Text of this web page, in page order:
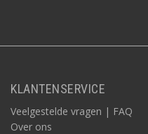
KLANTENSERVICE
Veelgestelde vragen | FAQ
Over ons